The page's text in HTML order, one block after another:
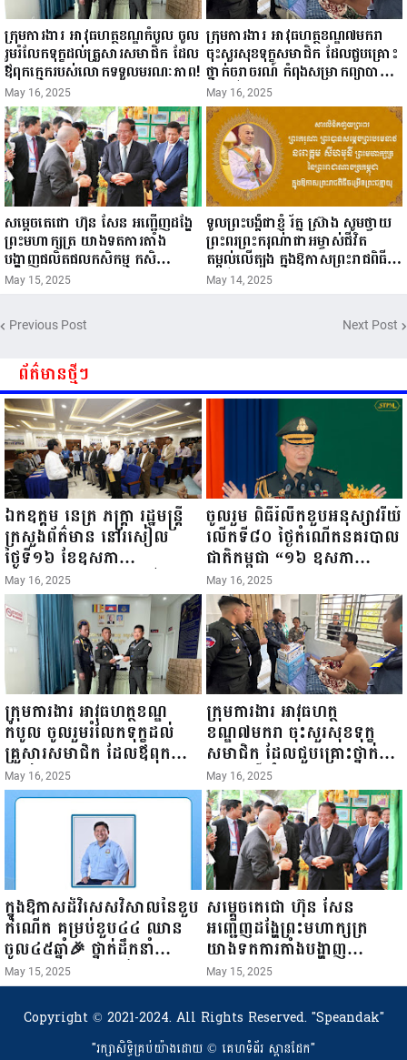
ក្រុមការងារ អាវុធហត្ថខណ្ឌកំបូល ចូល
រួមរំលែកទុក្ខដល់គ្រួសារសមាជិក ដែល
ឪពុកក្មេករបស់លោកទទួលមរណៈភាព!
May 16, 2025
ក្រុមការងារ អាវុធហត្ថខណ្ឌ៧មករា
ចុះសួរសុខទុក្ខសមាជិក ដែលជួបគ្រោះ
ថ្នាក់ចរាចរណ៍ កំពុងសម្រាកព្យាបាល
នៅមន្ទីរពេទ្យ!
May 16, 2025
សម្តេចតេជោ ហ៊ុន សែន អញ្ជើញដង្ហែ
ព្រះមហាក្សត្រ យាងទតការតាំង
បង្ហាញផលិតផលកសិកម្ម កសិ
ឧស្សាហកម្ម និងសិប្បកម្ម ក្នុងព្រះរាជ
ពិធីច្រត់ព្រះនង្គ័ល...
May 15, 2025
ទូលព្រះបង្គំជាខ្ញុំ រ័ត្ន ស្រ៊ាង សូមថ្វាយ
ព្រះពរព្រះករុណាជាអម្ចាស់ជីវិត
តម្កល់លើត្បូង ក្នុងឱកាសព្រះរាជពិធី
ចម្រើនព្រះជន្ម គម្រប់ខួប៧២ យាងចូល
៧៣ព្រះវស្សា..
May 14, 2025
Previous Post Next Post
ព័ត៌មានថ្មីៗ
ឯកឧត្តម នេត្រ ភក្ត្រា រដ្ឋមន្ត្រី
ក្រសួងព័ត៌មាន នៅរសៀល
ថ្ងៃទី១៦ ខែឧសភា
ឆ្នាំ២០២៥នេះ បានអញ្ជើញចុះ
ធ្វើជំរឿនថ្នាក់ដឹកនាំមន្ត្រីរាជ
ការស៉ីវិល នៃក្រសួងព័ត៌មាន...
May 16, 2025
ចូលរួម ពិធីរំលឹកខួបអនុស្សាវរីយ៍
លើកទី៨០ ថ្ងៃកំណើតនគរបាល
ជាតិកម្ពុជា “១៦ ឧសភា
១៩៤៥ ~ ១៦ ឧសភា
២០២៥”...
May 16, 2025
ក្រុមការងារ អាវុធហត្ថខណ្ឌ
កំបូល ចូលរួមរំលែកទុក្ខដល់
គ្រួសារសមាជិក ដែលឪពុកក្មេក
របស់លោកទទួលមរណៈភាព!
May 16, 2025
ក្រុមការងារ អាវុធហត្ថ
ខណ្ឌ៧មករា ចុះសួរសុខទុក្ខ
សមាជិក ដែលជួបគ្រោះថ្នាក់
ចរាចរណ៍ កំពុងសម្រាកព្យាបាល
នៅមន្ទីរពេទ្យ!
May 16, 2025
ក្នុងឱកាសដ៏វិសេសវិសាលនៃខួប
កំណើត គម្រប់ខួប៤៤ ឈាន
ចូល៤៥ឆ្នាំ🎉 ថ្នាក់ដឹកនាំ
សមាជិក សមាជិកា នៃក្រុម
គ្រួសារកម្មវិធីអាជីវកម្មចល័ត និង
កម្មករសំណង់ សូមគោរពជូនពរ
ជូនចំពោះ ឯកឧត្តម សាយ
សំអាល់ ប្រធានសហភាព
May 15, 2025
សម្តេចតេជោ ហ៊ុន សែន
អញ្ជើញដង្ហែព្រះមហាក្សត្រ
យាងទតការតាំងបង្ហាញ
ផលិតផលកសិកម្ម កសិ
ឧស្សាហកម្ម និងសិប្បកម្ម ក្នុង
ព្រះរាជពិធីច្រត់ព្រះនង្គ័ល...
May 15, 2025
Copyright © 2021-2024. All Rights Reserved. "Speandak"
"រក្សាសិទ្ធិគ្រប់យ៉ាងដោយ​ © គេហទំព័រ ស្ពានដែក"